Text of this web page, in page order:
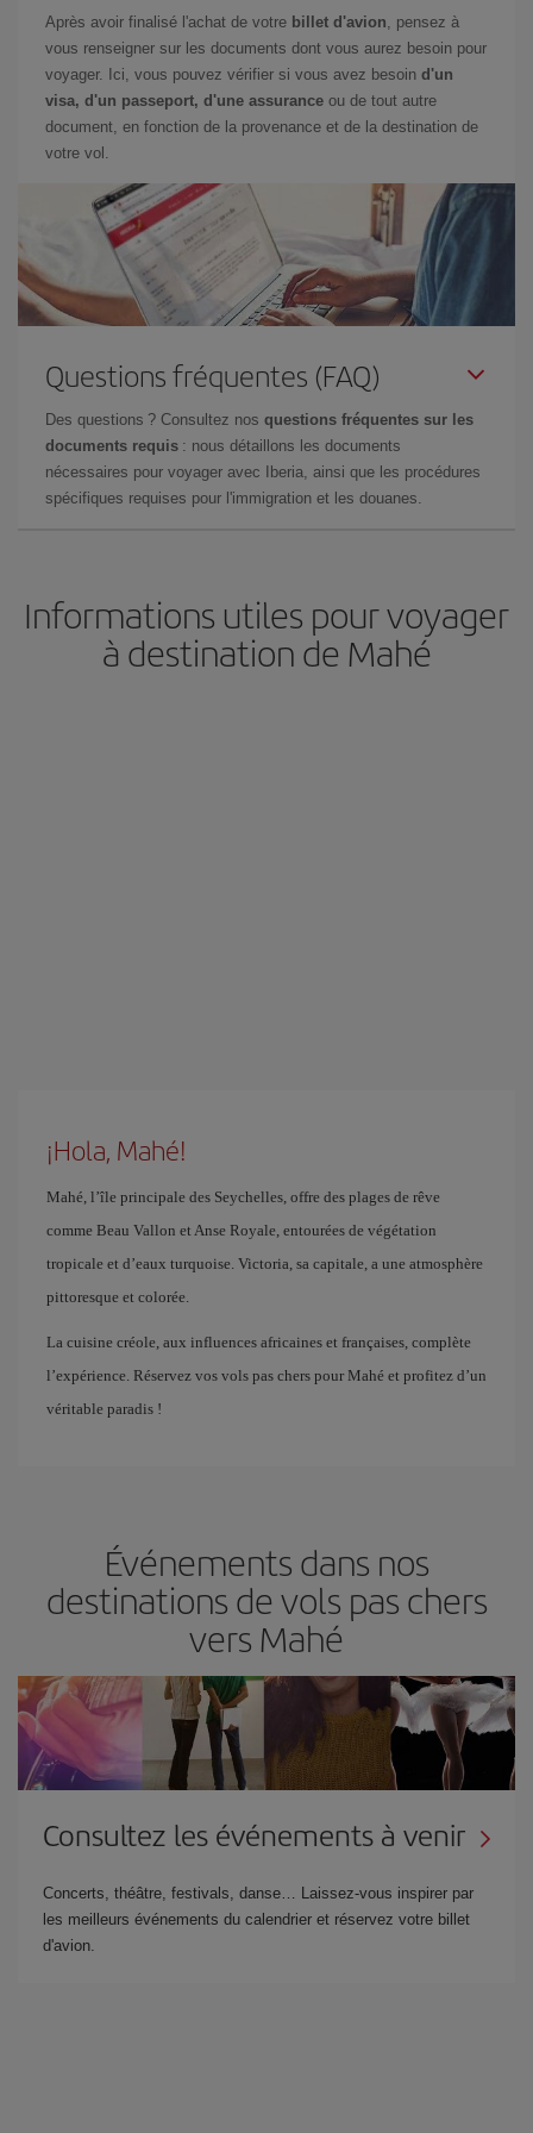
Après avoir finalisé l'achat de votre billet d'avion, pensez à
vous renseigner sur les documents dont vous aurez besoin pour
voyager. Ici, vous pouvez vérifier si vous avez besoin d'un
visa, d'un passeport, d'une assurance ou de tout autre
document, en fonction de la provenance et de la destination de
votre vol.
Questions fréquentes (FAQ)
Des questions ? Consultez nos questions fréquentes sur les
documents requis : nous détaillons les documents
nécessaires pour voyager avec Iberia, ainsi que les procédures
spécifiques requises pour l'immigration et les douanes.
Informations utiles pour voyager
à destination de Mahé
¡Hola, Mahé!
Mahé, l’île principale des Seychelles, offre des plages de rêve
comme Beau Vallon et Anse Royale, entourées de végétation
tropicale et d’eaux turquoise. Victoria, sa capitale, a une atmosphère
pittoresque et colorée.
La cuisine créole, aux influences africaines et françaises, complète
l’expérience. Réservez vos vols pas chers pour Mahé et profitez d’un
véritable paradis !
Événements dans nos
destinations de vols pas chers
vers Mahé
Consultez les événements à venir
Concerts, théâtre, festivals, danse… Laissez-vous inspirer par
les meilleurs événements du calendrier et réservez votre billet
d'avion.